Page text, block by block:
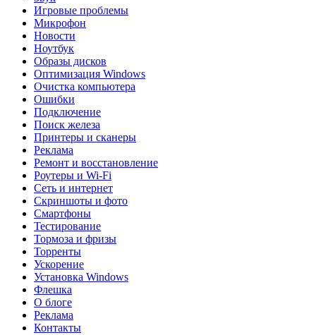
Игровые проблемы
Микрофон
Новости
Ноутбук
Образы дисков
Оптимизация Windows
Очистка компьютера
Ошибки
Подключение
Поиск железа
Принтеры и сканеры
Реклама
Ремонт и восстановление
Роутеры и Wi-Fi
Сеть и интернет
Скриншоты и фото
Смартфоны
Тестирование
Тормоза и фризы
Торренты
Ускорение
Установка Windows
Флешка
О блоге
Реклама
Контакты